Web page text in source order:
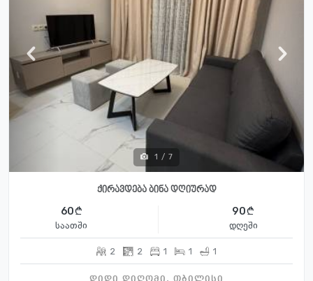
1 / 7
ქირავდება ბინა დღიურად
60
საათში
90
დღეში
2 2 1 1 1